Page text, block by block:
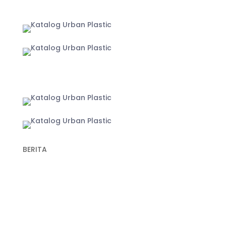
BERITA